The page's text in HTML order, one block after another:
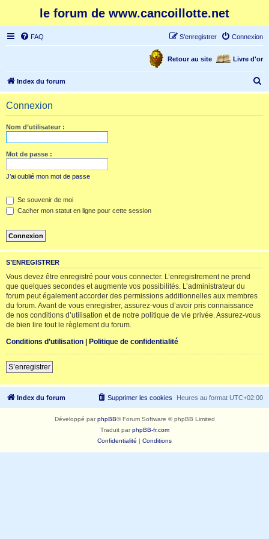
le forum de www.cancoillotte.net
FAQ Connexion
S’enregistrer
Livre d'or
Retour au site
Index du forum
e
Connexion
Nom d’utilisateur :
Mot de passe :
J’ai oublié mon mot de passe
Se souvenir de moi
Cacher mon statut en ligne pour cette session
S’ENREGISTRER
Vous devez être enregistré pour vous connecter. L’enregistrement ne prend
que quelques secondes et augmente vos possibilités. L’administrateur du
forum peut également accorder des permissions additionnelles aux membres
du forum. Avant de vous enregistrer, assurez-vous d’avoir pris connaissance
de nos conditions d’utilisation et de notre politique de vie privée. Assurez-vous
de bien lire tout le règlement du forum.
Conditions d’utilisation | Politique de confidentialité
S’enregistrer
Index du forum Heures au format UTC+02:00
Supprimer les cookies
Développé parphpBB® Forum Software © phpBB Limited
Traduit parphpBB-fr.com
Confidentialité | Conditions